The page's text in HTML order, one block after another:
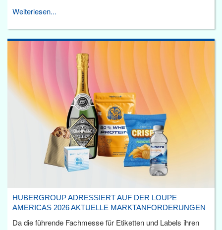
Weiterlesen...
HUBERGROUP ADRESSIERT AUF DER LOUPE
AMERICAS 2026 AKTUELLE MARKTANFORDERUNGEN
Da die führende Fachmesse für Etiketten und Labels ihren